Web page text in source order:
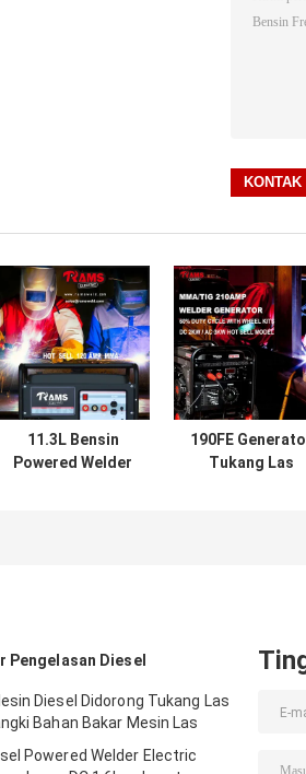
11.3L Bensin
Powered Welder
190FE
Tukang Las
Pengelasan Diesel
Diesel Didorong Tukang Las
Bahan Bakar Mesin Las
Powered Welder Electric